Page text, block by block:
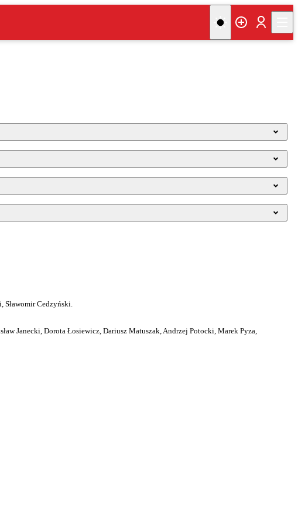
Cedzyński.
Janecki, Dorota Łosiewicz, Dariusz Matuszak, Andrzej Potocki, Marek Pyza,